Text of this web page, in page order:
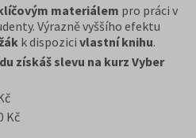
materiálem pro práci v
Výrazně vyššího efektu
k dispozici vlastní knihu.
získáš slevu na kurz Vyber
Kč